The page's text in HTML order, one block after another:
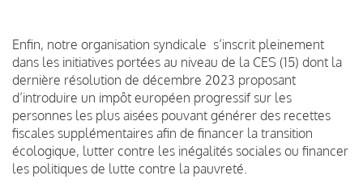
Enfin, notre organisation syndicale s’inscrit pleinement
dans les initiatives portées au niveau de la CES (15) dont la
dernière résolution de décembre 2023 proposant
d’introduire un impôt européen progressif sur les
personnes les plus aisées pouvant générer des recettes
fiscales supplémentaires afin de financer la transition
écologique, lutter contre les inégalités sociales ou financer
les politiques de lutte contre la pauvreté.